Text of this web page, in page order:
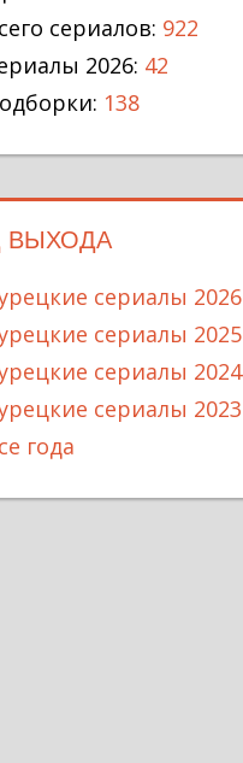
сериалов: 922
2026: 42
138
ВЫХОДА
сериалы 2026
сериалы 2025
сериалы 2024
сериалы 2023
года